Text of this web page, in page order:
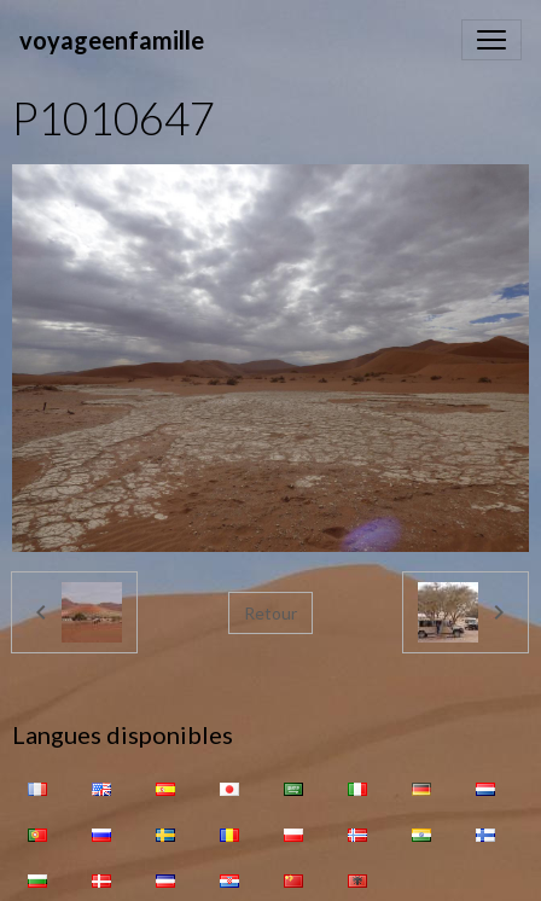
voyageenfamille
P1010647
Retour
Langues disponibles